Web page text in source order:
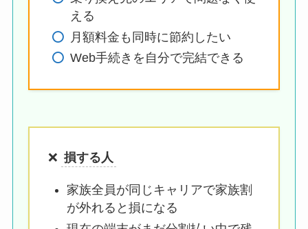
える
月額料金も同時に節約したい
Web手続きを自分で完結できる
❌ 損する人
家族全員が同じキャリアで家族割
が外れると損になる